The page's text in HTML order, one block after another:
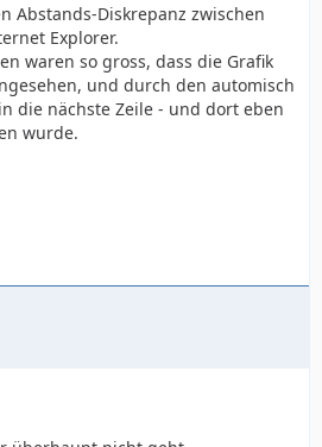
Abstands-Diskrepanz zwischen
Explorer.
waren so gross, dass die Grafik
und durch den automisch
die nächste Zeile - und dort eben
wurde.